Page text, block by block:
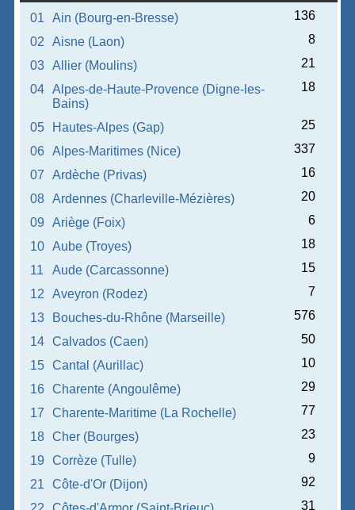
01
Ain (Bourg-en-Bresse)
136
02
Aisne (Laon)
8
03
Allier (Moulins)
21
04
Alpes-de-Haute-Provence (Digne-les-
Bains)
18
05 Hautes-Alpes (Gap)
25
06
Alpes-Maritimes (Nice)
337
07
Ardèche (Privas)
16
08
Ardennes (Charleville-Mézières)
20
09
Ariège (Foix)
6
10
Aube (Troyes)
18
11
Aude (Carcassonne)
15
12
Aveyron (Rodez)
7
13
Bouches-du-Rhône (Marseille)
576
14
Calvados (Caen)
50
15
Cantal (Aurillac)
10
16
Charente (Angoulême)
29
17
Charente-Maritime (La Rochelle)
77
18
Cher (Bourges)
23
19
Corrèze (Tulle)
9
21
Côte-d'Or (Dijon)
92
31